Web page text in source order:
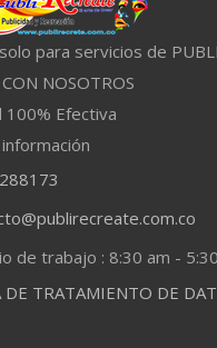
para servicios de
NOSOTROS
100% Efectiva
de trabajo : 8:30 am -
DE TRATAMIENTO DE